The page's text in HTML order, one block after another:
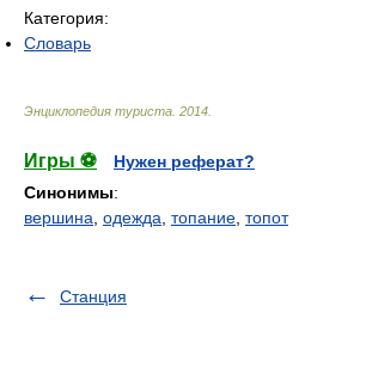
Категория:
Словарь
Энциклопедия туриста 2014
Игры ⚽
Нужен реферат?
Синонимы:
вершина одежда топание топот
Станция